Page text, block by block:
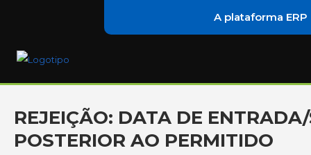
A plataforma
REJEIÇÃO: DATA DE
POSTERIOR AO PERMITIDO